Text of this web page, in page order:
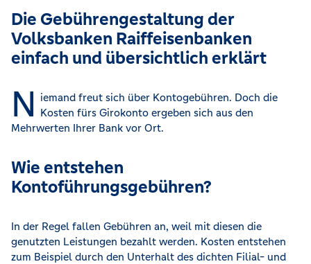
Die Gebührengestaltung der
Volksbanken Raiffeisenbanken
einfach und übersichtlich erklärt
N iemand freut sich über Kontogebühren. Doch die
Kosten fürs Girokonto ergeben sich aus den
Mehrwerten Ihrer Bank vor Ort.
Wie entstehen
Kontoführungsgebühren?
In der Regel fallen Gebühren an, weil mit diesen die
genutzten Leistungen bezahlt werden. Kosten entstehen
zum Beispiel durch den Unterhalt des dichten Filial- und